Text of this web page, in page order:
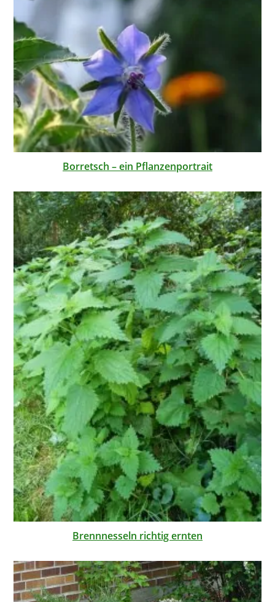
Borretsch – ein Pflanzenportrait
Brennnesseln richtig ernten